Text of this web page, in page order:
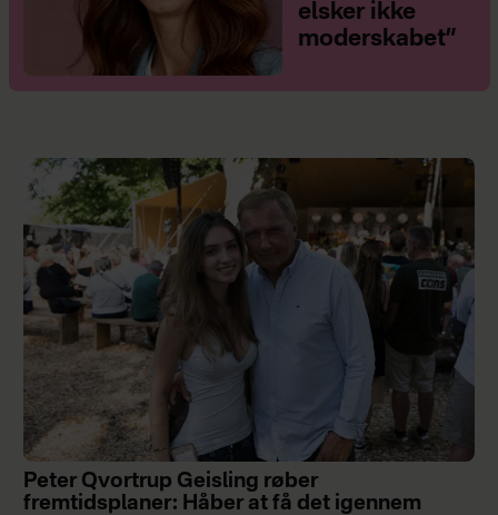
elsker ikke
moderskabet”
Peter Qvortrup Geisling røber
fremtidsplaner: Håber at få det igennem